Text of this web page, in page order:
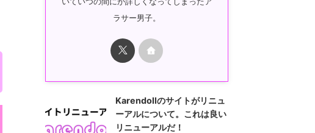
ラサー男子。
Karendollのサイトがリニュ
ーアルについて。これは良い
リニューアルだ！